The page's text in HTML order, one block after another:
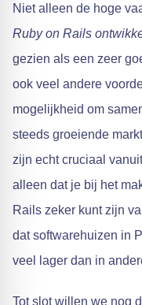
Niet alleen de hoge
Ruby on Rails
gezien als een zeer
ook veel andere
mogelijkheid om
steeds groeiende
zijn echt cruciaal
alleen dat je bij het
Rails zeker kunt zijn
dat softwarehuizen in
veel lager dan in
Tot slot willen we nog